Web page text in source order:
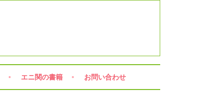
エニ関の書籍 お問い合わせ